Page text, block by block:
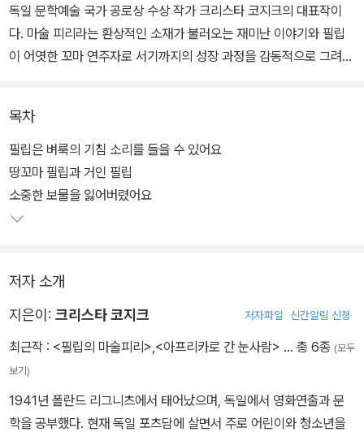
독일 문학예술 국가 공로상 수상 작가 크리스타 코지크의 대표작이
다. 마술 피리라는 환상적인 소재가 불러오는 재미난 이야기와 필립
이 어엿한 꼬마 연주자로 서기까지의 성장 과정을 감동적으로 그려냈
기관사인 아빠와 단 둘이 사는 땅꼬마 필립은 키가 작아서 친구들에
게 놀림을 받고, 엉뚱한 생각만 한다고 선생님께 꾸지람을 받는다. 어
느 날 악기 가게의 하젠베르크 아저씨는 필립에게 소원을 말하고 불
면 원하는 대로 크기를 바꿀 수 있는 마술 피리를 건네준다. 마술 피리
하지만 크기는 딱 한 번만 바꿀 수 있다. 긴 연습 끝에 필립은 옆집 고
양이 미아를 시험 삼아 마술 피리를 불어보다가 고양이를 호랑이처럼
동을 되돌려보고자 필립은 마술 피리를 불지만, 사과는 호박만 해지
고, 불도그는 햄스터만 해지는 등 상황은 더욱더 엉망진창, 뒤죽박죽
엉키기 시작하는데….
목차
필립은 벼룩의 기침 소리를 들을 수 있어요
땅꼬마 필립과 거인 필립
소중한 보물을 잃어버렸어요
저자 소개
지은이: 크리스타 코지크 저자파일 신간알림 신청
최근작 : <필립의 마술피리>,<아프리카로 간 눈사람> … 총 6종 (모두
보기)
1941년 폴란드 리그니츠에서 태어났으며, 독일에서 영화연출과 문
학을 공부했다. 현재 독일 포츠담에 살면서 주로 어린이와 청소년을